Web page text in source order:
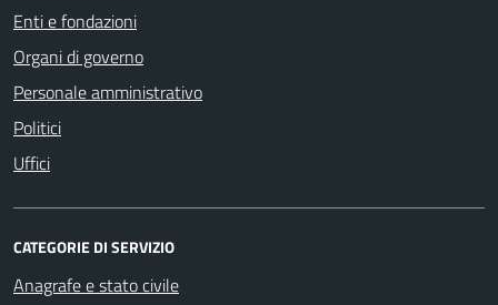
Enti e fondazioni
Organi di governo
Personale amministrativo
Politici
Uffici
CATEGORIE DI SERVIZIO
Anagrafe e stato civile